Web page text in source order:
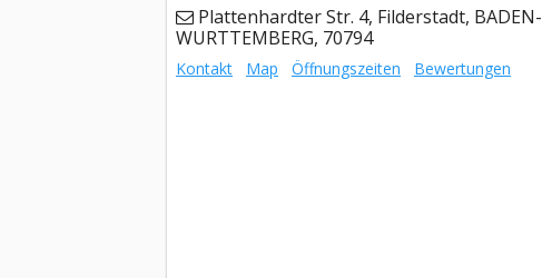
Plattenhardter Str. 4, Filderstadt, BADEN-
WURTTEMBERG, 70794
Kontakt Map Öffnungszeiten Bewertungen